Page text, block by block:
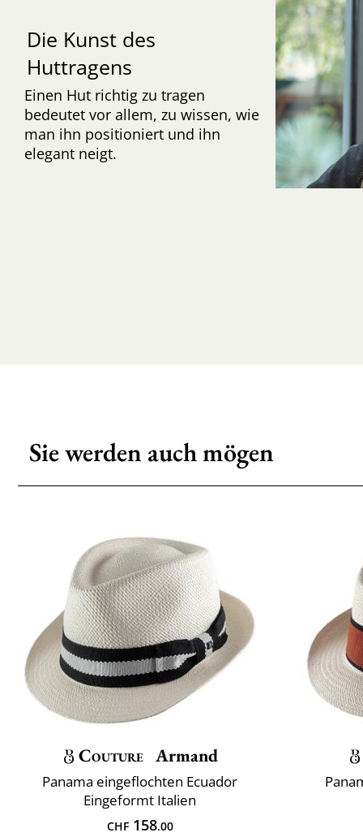
Die Kunst des
Huttragens
Einen Hut richtig zu tragen
bedeutet vor allem, zu wissen, wie
man ihn positioniert und ihn
elegant neigt.
Sie werden auch mögen
Couture Armand
Panama eingeflochten Ecuador
Eingeformt Italien
CHF158.00